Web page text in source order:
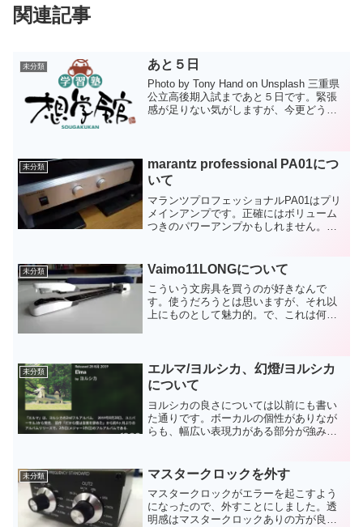
関連記事
未分類 あと５日
Photo by Tony Hand on Unsplash 三重県
公立高後期入試まであと５日です。緊張
感が足りない気がしますが、今更どうこ
未分類
marantz professional PA01につ
いて
マランツプロフェッショナルPA01はプリ
メインアンプです。正確にはボリューム
つきのパワーアンプかもしれません。こ
最初は1台しか買えなかったですが、勢い
未分類 Vaimo11LONGについて
こういう文房具を買うのが好きなんで
す。使うだろうとは思いますが、それ以
上にものとして魅力的。で、これは何か
央でホッチキス止めができる...
未分類
エルマ/ヨルシカ、幻燈/ヨルシカ
について
ヨルシカの良さについては以前にも書い
た通りです。ボーカルの個性がありなが
らも、幅広い表現力がある部分が強みで
吠える、老人と海、又三郎あたりが好き
ですね。
未分類 マスタークロックを外す
マスタークロックがエラーを起こすよう
になったので、外すことにしました。透
明感はマスタークロックありの方が良い